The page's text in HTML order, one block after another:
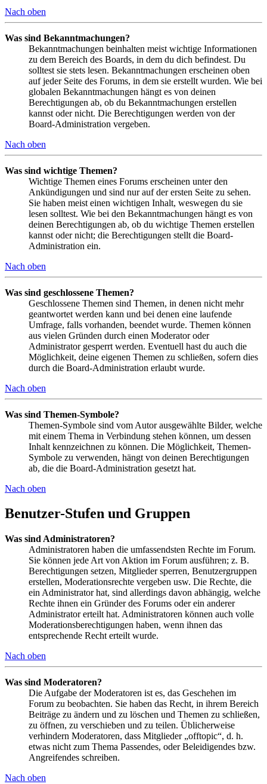
Nach oben
Was sind Bekanntmachungen?
Bekanntmachungen beinhalten meist wichtige Informationen
zu dem Bereich des Boards, in dem du dich befindest. Du
solltest sie stets lesen. Bekanntmachungen erscheinen oben
auf jeder Seite des Forums, in dem sie erstellt wurden. Wie bei
globalen Bekanntmachungen hängt es von deinen
Berechtigungen ab, ob du Bekanntmachungen erstellen
kannst oder nicht. Die Berechtigungen werden von der
Board-Administration vergeben.
Nach oben
Was sind wichtige Themen?
Wichtige Themen eines Forums erscheinen unter den
Ankündigungen und sind nur auf der ersten Seite zu sehen.
Sie haben meist einen wichtigen Inhalt, weswegen du sie
lesen solltest. Wie bei den Bekanntmachungen hängt es von
deinen Berechtigungen ab, ob du wichtige Themen erstellen
kannst oder nicht; die Berechtigungen stellt die Board-
Administration ein.
Nach oben
Was sind geschlossene Themen?
Geschlossene Themen sind Themen, in denen nicht mehr
geantwortet werden kann und bei denen eine laufende
Umfrage, falls vorhanden, beendet wurde. Themen können
aus vielen Gründen durch einen Moderator oder
Administrator gesperrt werden. Eventuell hast du auch die
Möglichkeit, deine eigenen Themen zu schließen, sofern dies
durch die Board-Administration erlaubt wurde.
Nach oben
Was sind Themen-Symbole?
Themen-Symbole sind vom Autor ausgewählte Bilder, welche
mit einem Thema in Verbindung stehen können, um dessen
Inhalt kennzeichnen zu können. Die Möglichkeit, Themen-
Symbole zu verwenden, hängt von deinen Berechtigungen
ab, die die Board-Administration gesetzt hat.
Nach oben
Benutzer-Stufen und Gruppen
Was sind Administratoren?
Administratoren haben die umfassendsten Rechte im Forum.
Sie können jede Art von Aktion im Forum ausführen; z. B.
Berechtigungen setzen, Mitglieder sperren, Benutzergruppen
erstellen, Moderationsrechte vergeben usw. Die Rechte, die
ein Administrator hat, sind allerdings davon abhängig, welche
Rechte ihnen ein Gründer des Forums oder ein anderer
Administrator erteilt hat. Administratoren können auch volle
Moderationsberechtigungen haben, wenn ihnen das
entsprechende Recht erteilt wurde.
Nach oben
Was sind Moderatoren?
Die Aufgabe der Moderatoren ist es, das Geschehen im
Forum zu beobachten. Sie haben das Recht, in ihrem Bereich
Beiträge zu ändern und zu löschen und Themen zu schließen,
zu öffnen, zu verschieben und zu teilen. Üblicherweise
verhindern Moderatoren, dass Mitglieder „offtopic“, d. h.
etwas nicht zum Thema Passendes, oder Beleidigendes bzw.
Angreifendes schreiben.
Nach oben